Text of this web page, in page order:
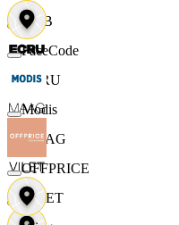
DUB
ECRU
MAAG
VILET
FaceCode
Modis
OFFPRICE